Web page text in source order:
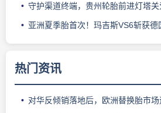
守护渠道终端，贵州轮胎前进灯塔关爱
亚洲夏季胎首次！玛吉斯VS6斩获
热门资讯
对华反倾销落地后，欧洲替换胎市场